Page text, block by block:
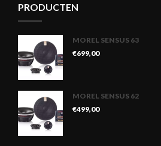
PRODUCTEN
MOREL SENSUS 63
€699,00
MOREL SENSUS 62
€499,00